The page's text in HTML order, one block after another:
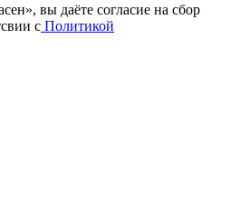
вы даёте cогласие на сбор
с Политикой